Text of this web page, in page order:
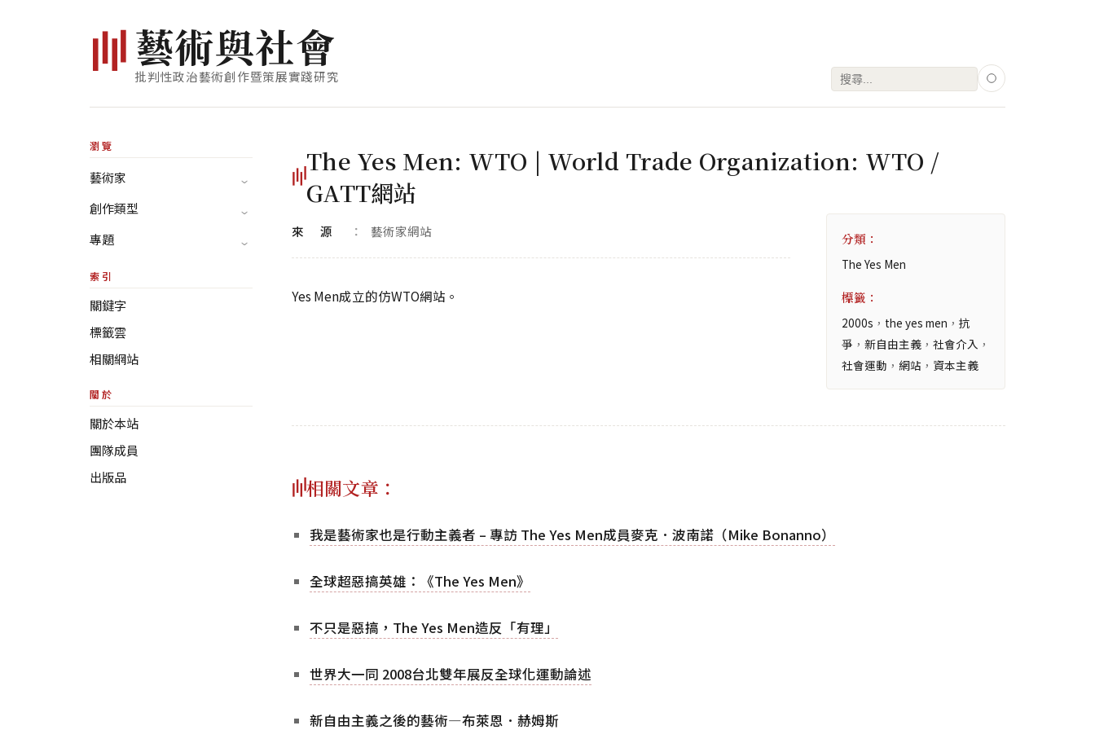
藝術與社會
批判性政治藝術創作暨策展實踐研究
搜
字:
瀏覽
藝術家
創作類型
專題
索引
關鍵字
標籤雲
相關網站
關於
關於本站
團隊成員
出版品
The Yes Men: WTO | World Trade Organization: WTO /
GATT網站
來源 藝術家網站
Yes Men成立的仿WTO網站。
分類：
The Yes Men
標籤：
2000s ， the yes men ， 抗
爭 ， 新自由主義 ， 社會介入 ，
社會運動 ， 網站 ， 資本主義
相關文章：
我是藝術家也是行動主義者 – 專訪 The Yes Men成員麥克．波南諾（Mike Bonanno）
全球超惡搞英雄：《The Yes Men》
不只是惡搞，The Yes Men造反「有理」
世界大一同 2008台北雙年展反全球化運動論述
新自由主義之後的藝術—布萊恩．赫姆斯